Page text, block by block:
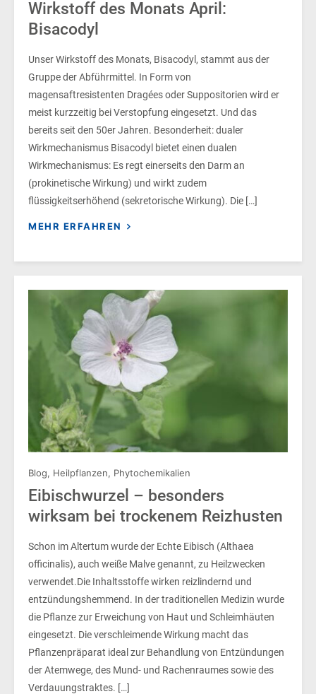
Wirkstoff des Monats April:
Bisacodyl
Unser Wirkstoff des Monats, Bisacodyl, stammt aus der
Gruppe der Abführmittel. In Form von
magensaftresistenten Dragées oder Suppositorien wird er
meist kurzzeitig bei Verstopfung eingesetzt. Und das
bereits seit den 50er Jahren. Besonderheit: dualer
Wirkmechanismus Bisacodyl bietet einen dualen
Wirkmechanismus: Es regt einerseits den Darm an
(prokinetische Wirkung) und wirkt zudem
flüssigkeitserhöhend (sekretorische Wirkung). Die […]
MEHR ERFAHREN
Blog, Heilpflanzen, Phytochemikalien
Eibischwurzel – besonders
wirksam bei trockenem Reizhusten
Schon im Altertum wurde der Echte Eibisch (Althaea
officinalis), auch weiße Malve genannt, zu Heilzwecken
verwendet.Die Inhaltsstoffe wirken reizlindernd und
entzündungshemmend. In der traditionellen Medizin wurde
die Pflanze zur Erweichung von Haut und Schleimhäuten
eingesetzt. Die verschleimende Wirkung macht das
Pflanzenpräparat ideal zur Behandlung von Entzündungen
der Atemwege, des Mund- und Rachenraumes sowie des
Verdauungstraktes. […]